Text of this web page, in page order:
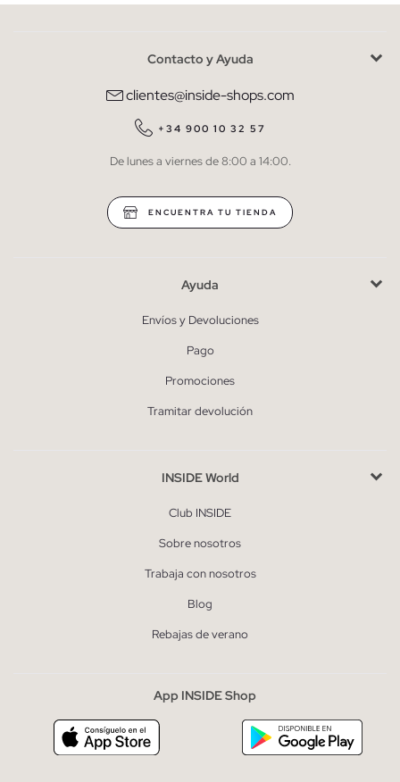
He leído y entiendo lapolítica de privacidad
QUIERO SUSCRIBIRME
* Puedes cancelar la suscripción en cualquier momento.
Contacto y Ayuda
clientes@inside-shops.com
+34 900 10 32 57
De lunes a viernes de 8:00 a 14:00.
ENCUENTRA TU TIENDA
Ayuda
Envíos y Devoluciones
Pago
Promociones
Tramitar devolución
INSIDE World
Club INSIDE
Sobre nosotros
Trabaja con nosotros
Blog
Rebajas de verano
App INSIDE Shop